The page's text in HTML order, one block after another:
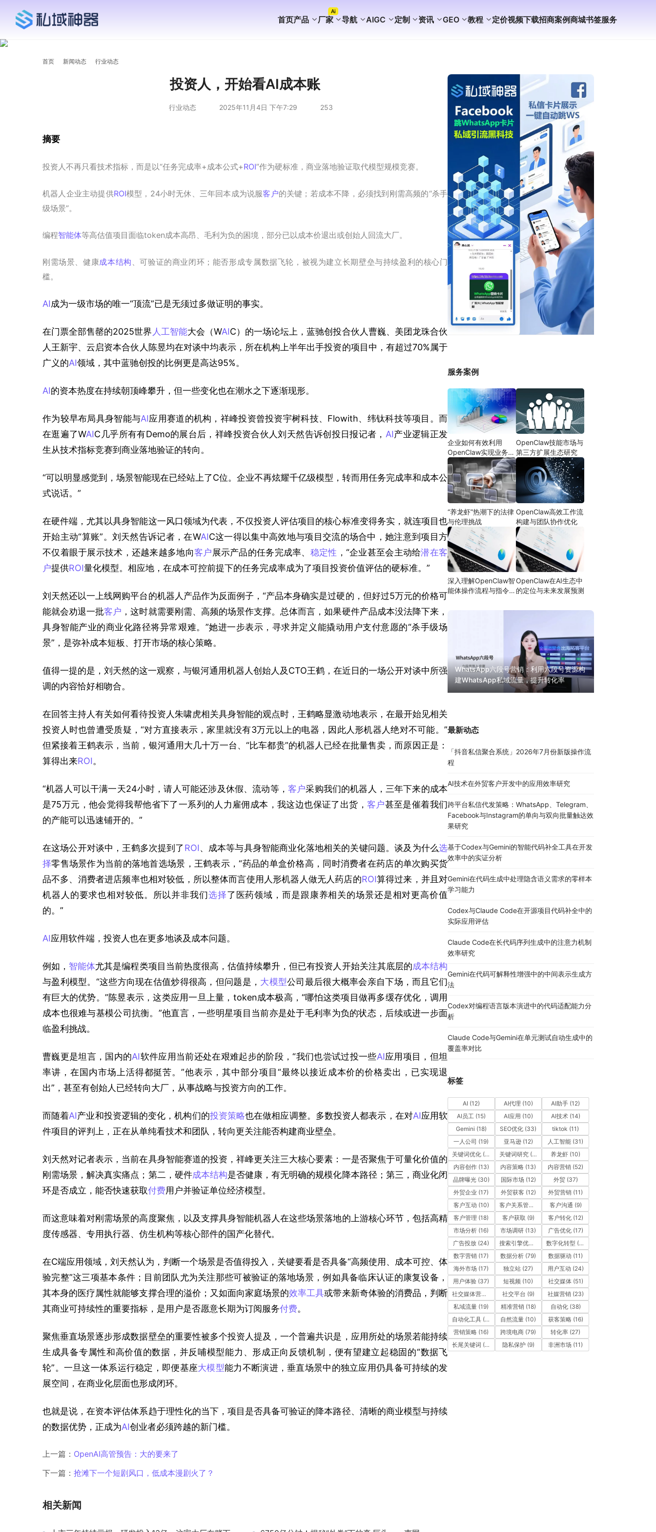
首页产品 厂家
Ai
导航 AIGC 定制 资讯 GEO 教程 定价视频下载招商案例商城书签服务
首页 新闻动态 行业动态
投资人，开始看AI成本账
行业动态 2025年11月4日 下午7:29 253
摘要
投资人不再只看技术指标，而是以“任务完成率+成本公式+ROI”作为硬标准，商业落地验证取代模型规模竞赛。
机器人企业主动提供ROI模型，24小时无休、三年回本成为说服客户的关键；若成本不降，必须找到刚需高频的“杀手
级场景”。
编程智能体等高估值项目面临token成本高昂、毛利为负的困境，部分已以成本价退出或创始人回流大厂。
刚需场景、健康成本结构 、可验证的商业闭环；能否形成专属数据飞轮，被视为建立长期壁垒与持续盈利的核心门
槛。
AI成为一级市场的唯一“顶流”已是无须过多做证明的事实。
在门票全部售罄的2025世界 人工智能大会（WAIC）的一场论坛上，蓝驰创投合伙人曹巍、美团龙珠合伙
人王新宇、云启资本合伙人陈昱均在对谈中均表示，所在机构上半年出手投资的项目中，有超过70%属于
广义的AI领域，其中蓝驰创投的比例更是高达95%。
AI的资本热度在持续朝顶峰攀升，但一些变化也在潮水之下逐渐现形。
作为较早布局具身智能与AI应用赛道的机构，祥峰投资曾投资宇树科技、Flowith、纬钛科技等项目。而
在逛遍了WAIC几乎所有有Demo的展台后，祥峰投资合伙人刘天然告诉创投日报记者， AI产业逻辑正发
生从技术指标竞赛到商业落地验证的转向。
“可以明显感觉到，场景智能现在已经站上了C位。企业不再炫耀千亿级模型，转而用任务完成率和成本公
式说话。”
在硬件端，尤其以具身智能这一风口领域为代表，不仅投资人评估项目的核心标准变得务实，就连项目也
开始主动“算账”。刘天然告诉记者，在WAIC这一得以集中高效地与项目交流的场合中，她注意到项目方
不仅着眼于展示技术，还越来越多地向客户展示产品的任务完成率、 稳定性 ，“企业甚至会主动给潜在客
户提供ROI量化模型。相应地，在成本可控前提下的任务完成率成为了项目投资价值评估的硬标准。”
刘天然还以一上线网购平台的机器人产品作为反面例子，“产品本身确实是过硬的，但好过5万元的价格可
能就会劝退一批客户 ，这时就需要刚需、高频的场景作支撑。总体而言，如果硬件产品成本没法降下来，
具身智能产业的商业化路径将异常艰难。”她进一步表示，寻求并定义能撬动用户支付意愿的“杀手级场
景”，是弥补成本短板、打开市场的核心策略。
值得一提的是，刘天然的这一观察，与银河通用机器人创始人及CTO王鹤，在近日的一场公开对谈中所强
调的内容恰好相吻合。
在回答主持人有关如何看待投资人朱啸虎相关具身智能的观点时，王鹤略显激动地表示，在最开始见相关
投资人时也曾遭受质疑，“对方直接表示，家里就没有3万元以上的电器，因此人形机器人绝对不可能。”
但紧接着王鹤表示，当前，银河通用大几十万一台、“比车都贵”的机器人已经在批量售卖，而原因正是：
算得出来ROI。
“机器人可以干满一天24小时，请人可能还涉及休假、流动等， 客户采购我们的机器人，三年下来的成本
是75万元，他会觉得我帮他省下了一系列的人力雇佣成本，我这边也保证了出货， 客户甚至是催着我们
的产能可以迅速铺开的。”
在这场公开对谈中，王鹤多次提到了ROI、成本等与具身智能商业化落地相关的关键问题。谈及为什么选
择零售场景作为当前的落地首选场景，王鹤表示，“药品的单盒价格高，同时消费者在药店的单次购买货
品不多、消费者进店频率也相对较低，所以整体而言使用人形机器人做无人药店的ROI算得过来，并且对
机器人的要求也相对较低。所以并非我们选择了医药领域，而是跟康养相关的场景还是相对更高价值
的。”
AI应用软件端，投资人也在更多地谈及成本问题。
例如， 智能体尤其是编程类项目当前热度很高，估值持续攀升，但已有投资人开始关注其底层的成本结构
与盈利模型。“这些方向现在估值炒得很高，但问题是， 大模型公司最后很大概率会亲自下场，而且它们
有巨大的优势。”陈昱表示，这类应用一旦上量，token成本极高，“哪怕这类项目做再多缓存优化，调用
成本也很难与基模公司抗衡。”他直言，一些明星项目当前亦是处于毛利率为负的状态，后续或进一步面
临盈利挑战。
曹巍更是坦言，国内的AI软件应用当前还处在艰难起步的阶段，“我们也尝试过投一些AI应用项目，但坦
率讲，在国内市场上活得都挺苦。”他表示，其中部分项目“最终以接近成本价的价格卖出，已实现退
出”，甚至有创始人已经转向大厂，从事战略与投资方向的工作。
而随着AI产业和投资逻辑的变化，机构们的投资策略也在做相应调整。多数投资人都表示，在对AI应用软
件项目的评判上，正在从单纯看技术和团队，转向更关注能否构建商业壁垒。
刘天然对记者表示，当前在具身智能赛道的投资，祥峰更关注三大核心要素：一是否聚焦于可量化价值的
刚需场景，解决真实痛点；第二，硬件成本结构是否健康，有无明确的规模化降本路径；第三，商业化闭
环是否成立，能否快速获取付费用户并验证单位经济模型。
而这意味着对刚需场景的高度聚焦，以及支撑具身智能机器人在这些场景落地的上游核心环节，包括高精
度传感器、专用执行器、仿生机构等核心部件的国产化替代。
在C端应用领域，刘天然认为，判断一个场景是否值得投入，关键要看是否具备“高频使用、成本可控、体
验完整”这三项基本条件；目前团队尤为关注那些可被验证的落地场景，例如具备临床认证的康复设备，
其本身的医疗属性就能够支撑合理的溢价；又如面向家庭场景的效率工具或带来新奇体验的消费品，判断
其商业可持续性的重要指标，是用户是否愿意长期为订阅服务付费。
聚焦垂直场景逐步形成数据壁垒的重要性被多个投资人提及，一个普遍共识是，应用所处的场景若能持续
生成具备专属性和高价值的数据，并反哺模型能力、形成正向反馈机制，便有望建立起稳固的“数据飞
轮”。一旦这一体系运行稳定，即便基座大模型能力不断演进，垂直场景中的独立应用仍具备可持续的发
展空间，在商业化层面也形成闭环。
也就是说，在资本评估体系趋于理性化的当下，项目是否具备可验证的降本路径、清晰的商业模型与持续
的数据优势，正成为AI创业者必须跨越的新门槛。
上一篇： OpenAI高管预告：大的要来了
下一篇： 抢滩下一个短剧风口，低成本漫剧火了？
相关新闻
服务案例
企业如何有效利用
OpenClaw实现业务自
动化
OpenClaw技能市场与
第三方扩展生态研究
“养龙虾”热潮下的法律
与伦理挑战
OpenClaw高效工作流
构建与团队协作优化
深入理解OpenClaw智
能体操作流程与指令设
OpenClaw在AI生态中
的定位与未来发展预测
WhatsApp六段号营销：利用六段号资源构
建WhatsApp私域流量，提升转化率
最新动态
「抖音私信聚合系统」2026年7月份新版操作流
程
AI技术在外贸客户开发中的应用效率研究
跨平台私信代发策略：WhatsApp、Telegram、
Facebook与Instagram的单向与双向批量触达效
果研究
基于Codex与Gemini的智能代码补全工具在开发
效率中的实证分析
Gemini在代码生成中处理隐含语义需求的零样本
学习能力
Codex与Claude Code在开源项目代码补全中的
实际应用评估
Claude Code在长代码序列生成中的注意力机制
效率研究
Gemini在代码可解释性增强中的中间表示生成方
法
Codex对编程语言版本演进中的代码适配能力分
析
Claude Code与Gemini在单元测试自动生成中的
覆盖率对比
标签
AI (12) AI代理 (10) AI助手 (12)
AI员工(15) AI应用 (10) AI技术(14)
Gemini (18) SEO优化 (33) tiktok (11)
一人公司 (19) 亚马逊(12) 人工智能 (31)
关键词优化 (10) 关键词研究(12) 养龙虾 (10)
内容创作(13) 内容策略 (13) 内容营销 (52)
品牌曝光(30) 国际市场 (12) 外贸(37)
外贸企业 (17) 外贸获客(12) 外贸营销 (11)
客户互动 (10) 客户关系管理 客户沟通 (9)
客户管理 (18) 客户获取 (9) 客户转化(12)
市场分析 (16) 市场调研 (13) 广告优化(17)
广告投放 (24) 搜索引擎优化 (41)数字化转型 (19)
数字营销 (17) 数据分析 (79) 数据驱动 (11)
海外市场 (17) 独立站 (27) 用户互动 (24)
用户体验 (37) 短视频 (10) 社交媒体(51)
社交媒体营销
社交平台 (9) 社媒营销(23)
私域流量 (19) 精准营销(18) 自动化(38)
自动化工具 (11) 自然流量 (10) 获客策略(16)
营销策略 (16) 跨境电商 (79) 转化率 (27)
长尾关键词 (12) 隐私保护(9) 非洲市场 (11)